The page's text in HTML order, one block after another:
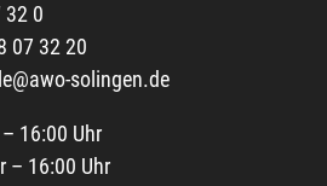
32 0
07 32 20
solingen.de
16:00 Uhr
– 16:00 Uhr